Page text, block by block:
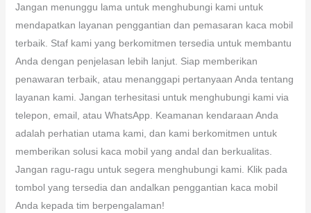
Jangan menunggu lama untuk menghubungi kami untuk
mendapatkan layanan penggantian dan pemasaran kaca mobil
terbaik. Staf kami yang berkomitmen tersedia untuk membantu
Anda dengan penjelasan lebih lanjut. Siap memberikan
penawaran terbaik, atau menanggapi pertanyaan Anda tentang
layanan kami. Jangan terhesitasi untuk menghubungi kami via
telepon, email, atau WhatsApp. Keamanan kendaraan Anda
adalah perhatian utama kami, dan kami berkomitmen untuk
memberikan solusi kaca mobil yang andal dan berkualitas.
Jangan ragu-ragu untuk segera menghubungi kami. Klik pada
tombol yang tersedia dan andalkan penggantian kaca mobil
Anda kepada tim berpengalaman!